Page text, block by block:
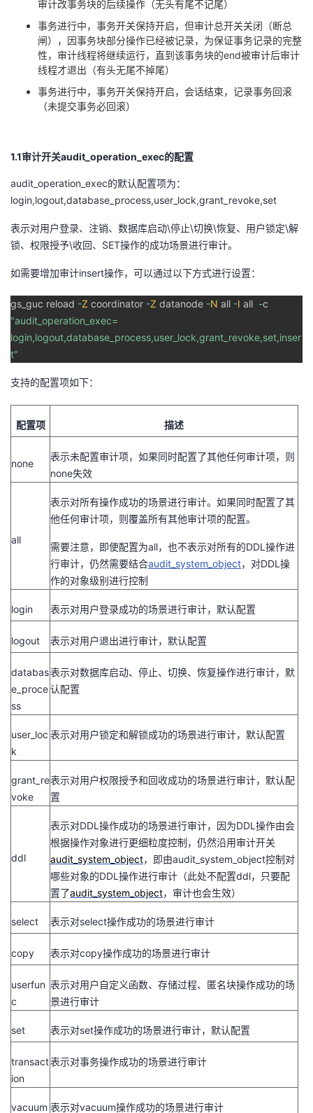
审计改事务块的后续操作（无头有尾不记尾）
事务进行中，事务开关保持开启，但审计总开关关闭（断总
闸），因事务块部分操作已经被记录，为保证事务记录的完整
性，审计线程将继续运行，直到该事务块的end被审计后审计
线程才退出（有头无尾不掉尾）
事务进行中，事务开关保持开启，会话结束，记录事务回滚
（未提交事务必回滚）
1.1审计开关audit_operation_exec的配置
audit_operation_exec的默认配置项为：
login,logout,database_process,user_lock,grant_revoke,set
表示对用户登录、注销、数据库启动\停止\切换\恢复、用户锁定\解
锁、权限授予\收回、 SET操作的成功场景进行审计。
如需要增加审计insert操作，可以通过以下方式进行设置：
gs_guc reload -Z coordinator -Z datanode -N all -I all -c
"audit_operation_exec=
login,logout,database_process,user_lock,grant_revoke,set,inser
t"
支持的配置项如下：
配置项 描述
none
表示未配置审计项，如果同时配置了其他任何审计项，则
none失效
all
表示对所有操作成功的场景进行审计。如果同时配置了其
他任何审计项，则覆盖所有其他审计项的配置。
需要注意，即使配置为all，也不表示对所有的DDL操作进
行审计，仍然需要结合audit_system_object，对DDL操
作的对象级别进行控制
login 表示对用户登录成功的场景进行审计，默认配置
logout 表示对用户退出进行审计，默认配置
databas
e_proce
ss
表示对数据库启动、停止、切换、恢复操作进行审计，默
认配置
user_loc
k
表示对用户锁定和解锁成功的场景进行审计，默认配置
grant_re
voke
表示对用户权限授予和回收成功的场景进行审计，默认配
置
ddl
表示对DDL 操作成功的场景进行审计，因为DDL 操作由会
根据操作对象进行更细粒度控制，仍然沿用审计开关
audit_system_object，即由audit_system_object控制对
哪些对象的DDL 操作进行审计（此处不配置ddl，只要配
置了audit_system_object，审计也会生效）
select 表示对select操作成功的场景进行审计
copy 表示对copy操作成功的场景进行审计
userfun
c
表示对用户自定义函数、存储过程、匿名块操作成功的场
景进行审计
set 表示对set操作成功的场景进行审计，默认配置
transact
ion
表示对事务操作成功的场景进行审计
vacuum 表示对vacuum操作成功的场景进行审计